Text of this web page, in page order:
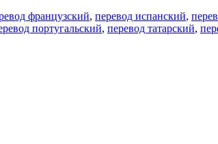
французский, перевод испанский,
португальский, перевод татарский,